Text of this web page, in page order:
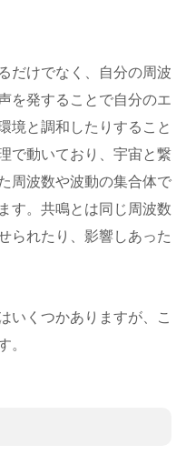
だけでなく、自分の周波
を発することで自分のエ
境と調和したりすること
で動いており、宇宙と繋
周波数や波動の集合体で
す。共鳴とは同じ周波数
られたり、影響しあった
いくつかありますが、こ
。